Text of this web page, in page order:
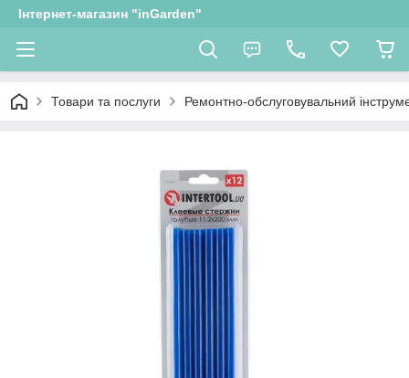
Інтернет-магазин "inGarden"
Товари та послуги Ремонтно-обслуговувальний